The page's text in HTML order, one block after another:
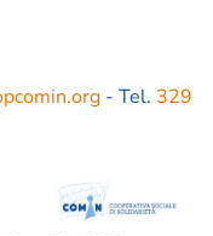
- Tel. 329